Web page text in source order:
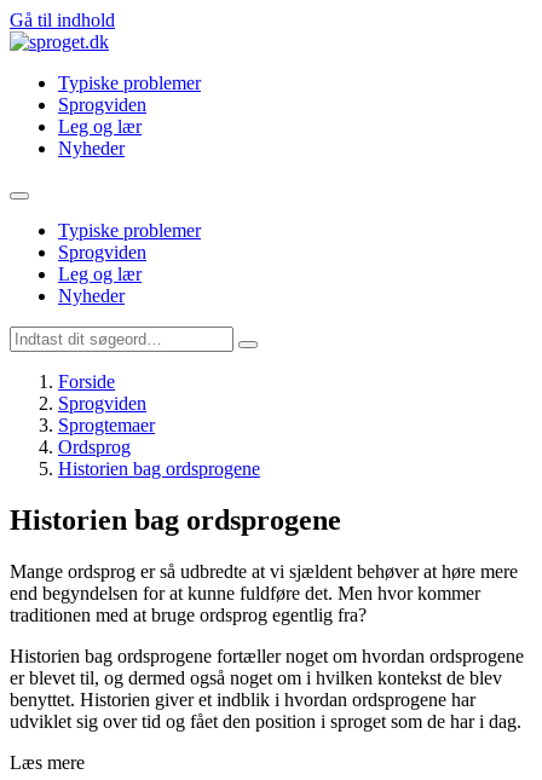
Gå til indhold
Typiske problemer
Sprogviden
Leg og lær
Nyheder
Typiske problemer
Sprogviden
Leg og lær
Nyheder
Forside
Sprogviden
Sprogtemaer
Ordsprog
Historien bag ordsprogene
Historien bag ordsprogene
Mange ordsprog er så udbredte at vi sjældent behøver at høre mere
end begyndelsen for at kunne fuldføre det. Men hvor kommer
traditionen med at bruge ordsprog egentlig fra?
Historien bag ordsprogene fortæller noget om hvordan ordsprogene
er blevet til, og dermed også noget om i hvilken kontekst de blev
benyttet. Historien giver et indblik i hvordan ordsprogene har
udviklet sig over tid og fået den position i sproget som de har i dag.
Læs mere